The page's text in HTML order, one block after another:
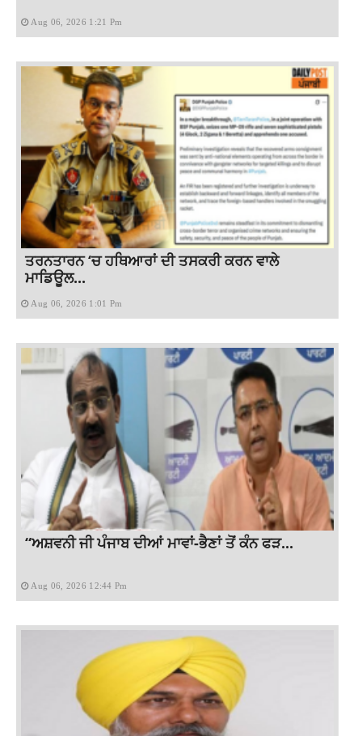
Aug 06, 2026 1:21 Pm
ਤਰਨਤਾਰਨ ‘ਚ ਹਥਿਆਰਾਂ ਦੀ ਤਸਕਰੀ ਕਰਨ ਵਾਲੇ
ਮਾਡਿਊਲ...
Aug 06, 2026 1:01 Pm
“ਅਸ਼ਵਨੀ ਜੀ ਪੰਜਾਬ ਦੀਆਂ ਮਾਵਾਂ-ਭੈਣਾਂ ਤੋਂ ਕੰਨ ਫੜ...
Aug 06, 2026 12:44 Pm